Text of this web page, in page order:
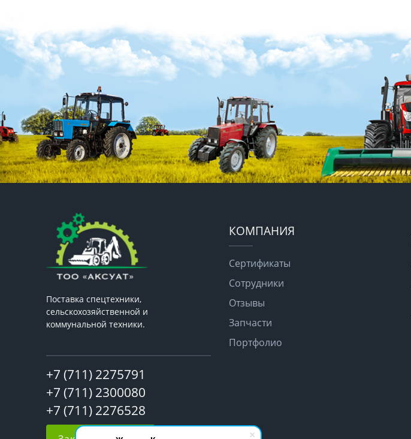
Поставка спецтехники,
сельскохозяйственной и
коммунальной техники.
+7 (711) 2275791
+7 (711) 2300080
+7 (711) 2276528
КОМПАНИЯ
Сертификаты
Сотрудники
Отзывы
Запчасти
Портфолио